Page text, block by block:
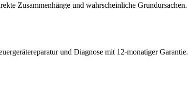
Zusammenhänge und wahrscheinliche Grundursachen.
und Diagnose mit 12-monatiger Garantie.